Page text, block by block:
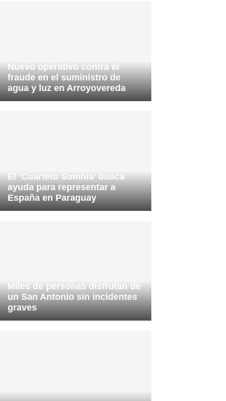
Nuevo operativo contra el
fraude en el suministro de
agua y luz en Arroyovereda
El ‘Cuarteto Somnia’ busca
ayuda para representar a
España en Paraguay
Miles de personas disfrutan de
un San Antonio sin incidentes
graves